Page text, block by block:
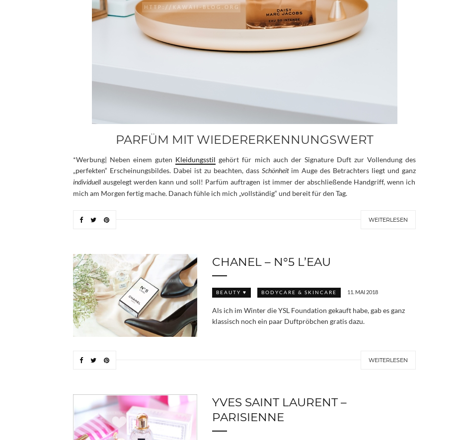
PARFÜM MIT WIEDERERKENNUNGSWERT
*Werbung| Neben einem guten Kleidungsstil gehört für mich auch der Signature Duft zur Vollendung des
„perfekten“ Erscheinungsbildes. Dabei ist zu beachten, dass Schönheitim Auge des Betrachters liegt und ganz
individuell ausgelegt werden kann und soll! Parfüm auftragen ist immer der abschließende Handgriff, wenn ich
mich am Morgen fertig mache. Danach fühle ich mich „vollständig“ und bereit für den Tag.
WEITERLESEN
CHANEL – N°5 L’EAU
BEAUTY ♥ BODYCARE & SKINCARE 11. MAI 2018
Als ich im Winter die YSL Foundation gekauft habe, gab es ganz
klassisch noch ein paar Duftpröbchen gratis dazu.
WEITERLESEN
YVES SAINT LAURENT –
PARISIENNE